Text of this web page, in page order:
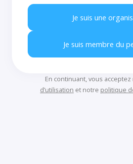
Je suis une
Je suis membre du
En continuant, vous acceptez
d’utilisation et notre politique